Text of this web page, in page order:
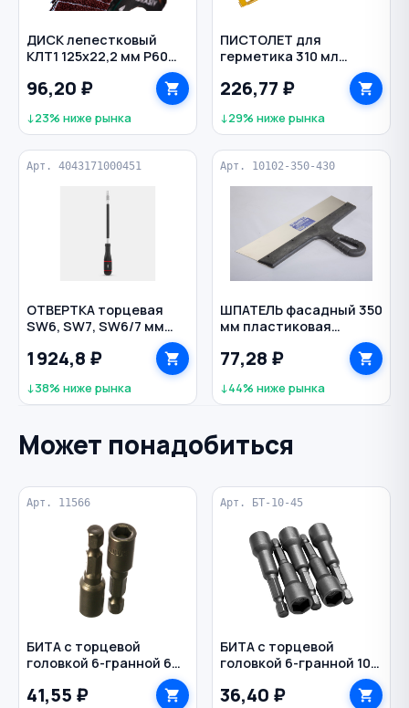
ДИСК лепестковый
КЛТ1 125х22,2 мм Р60
универсальный ЛУГА
96,20 ₽
↓23% ниже рынка
ПИСТОЛЕТ для
герметика 310 мл
226,77 ₽
↓29% ниже рынка
Арт. 4043171000451
ОТВЕРТКА торцевая
SW6, SW7, SW6/7 мм
1 924,8 ₽
↓38% ниже рынка
Арт. 10102-350-430
ШПАТЕЛЬ фасадный 350
мм пластиковая
рукоятка нерж. сталь
ИНТЕК
77,28 ₽
↓44% ниже рынка
Может понадобиться
Арт. 11566
БИТА с торцевой
головкой 6-гранной 6
мм 45 мм магнитная
1/4" MATRIX
41,55 ₽
Арт. БТ-10-45
БИТА с торцевой
головкой 6-гранной 10
мм 45 мм магнитная
1/4" VERTEXTOOLS
36,40 ₽